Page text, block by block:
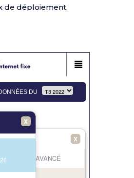
de déploiement.